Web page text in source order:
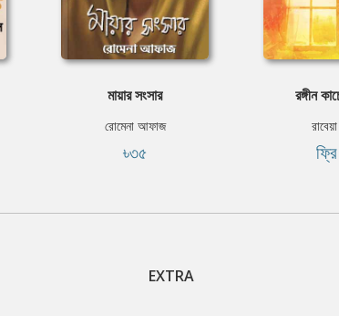
মায়ার সংসার
রোমেনা আফাজ
৳৩৫
রঙ্গীন
EXTRA